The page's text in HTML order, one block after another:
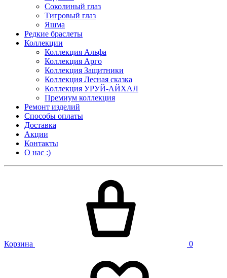
Соколиный глаз
Тигровый глаз
Яшма
Редкие браслеты
Коллекции
Коллекция Альфа
Коллекция Арго
Коллекция Защитники
Коллекция Лесная сказка
Коллекция УРУЙ-АЙХАЛ
Премиум коллекция
Ремонт изделий
Способы оплаты
Доставка
Акции
Контакты
О нас :)
Корзина 0